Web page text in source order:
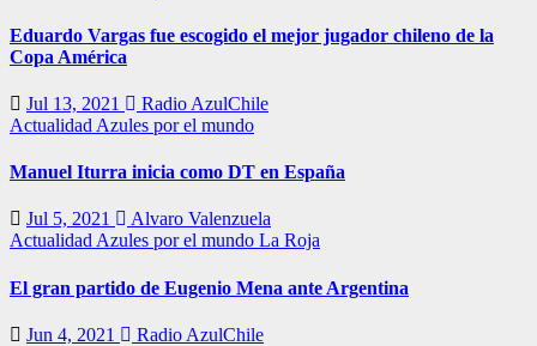
Eduardo Vargas fue escogido el mejor jugador chileno de la
Copa América
Jul 13, 2021
Radio AzulChile
Actualidad Azules por el mundo
Manuel Iturra inicia como DT en España
Jul 5, 2021
Alvaro Valenzuela
Actualidad Azules por el mundo La Roja
El gran partido de Eugenio Mena ante Argentina
Jun 4, 2021
Radio AzulChile